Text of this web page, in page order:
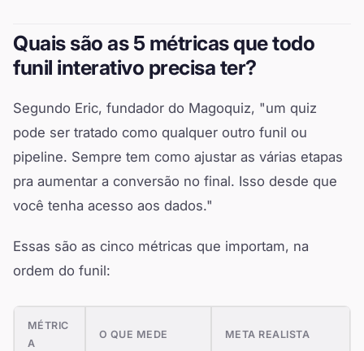
Quais são as 5 métricas que todo
funil interativo precisa ter?
Segundo Eric, fundador do Magoquiz, "um quiz
pode ser tratado como qualquer outro funil ou
pipeline. Sempre tem como ajustar as várias etapas
pra aumentar a conversão no final. Isso desde que
você tenha acesso aos dados."
Essas são as cinco métricas que importam, na
ordem do funil:
MÉTRIC
A
O QUE MEDE META REALISTA